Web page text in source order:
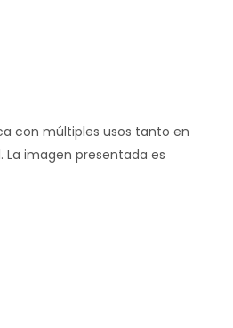
con múltiples usos tanto en
imagen presentada es